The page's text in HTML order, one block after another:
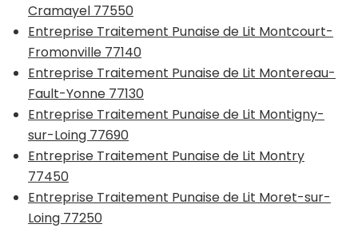
Cramayel 77550
Entreprise Traitement Punaise de Lit Montcourt-
Fromonville 77140
Entreprise Traitement Punaise de Lit Montereau-
Fault-Yonne 77130
Entreprise Traitement Punaise de Lit Montigny-
sur-Loing 77690
Entreprise Traitement Punaise de Lit Montry
77450
Entreprise Traitement Punaise de Lit Moret-sur-
Loing 77250